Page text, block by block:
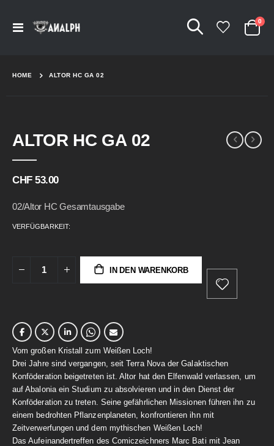
Navigation
Cart
0
HOME ALTOR HC GA 02
ALTOR HC GA 02
CHF 53.00
02/Altor HC Gesamtausgabe
VERFÜGBARKEIT:
IN DEN WARENKORB
Vom großen Kristall zum Weißen Loch!
Drei Jahre sind vergangen, seit Terra Nova der Galaktischen
Konföderation beigetreten ist. Altor hat den Elfenwald verlassen, um
auf Abalonia ein Studium zu absolvieren und in den Dienst der
Konföderation zu treten. Seine gefährlichen Missionen führen ihn zu
einem bedrohten Pflanzenplaneten, konfrontieren ihn mit
Zeitverwerfungen und dem mythischen Weißen Loch!
Das Aufeinandertreffen des Comiczeichners Marc Bati mit Jean
to
the
end
of
to
the
beginning
of